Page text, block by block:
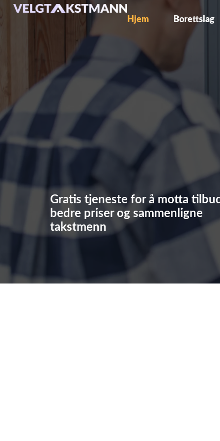
Hjem Borettslag
Gratis tjeneste for å motta
bedre priser og sammenligne
takstmenn